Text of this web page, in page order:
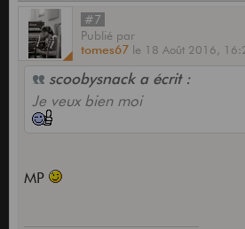
#7
Publié par
tomes67 le 18 Août 2016,
scoobysnack a écrit :
Je veux bien moi
MP